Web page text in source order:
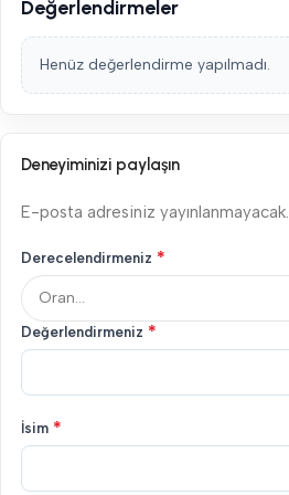
Değerlendirmeler
Henüz değerlendirme yapılmadı.
Deneyiminizi paylaşın
E-posta adresiniz yayınlanmayacak.
Derecelendirmeniz *
Değerlendirmeniz *
İsim *